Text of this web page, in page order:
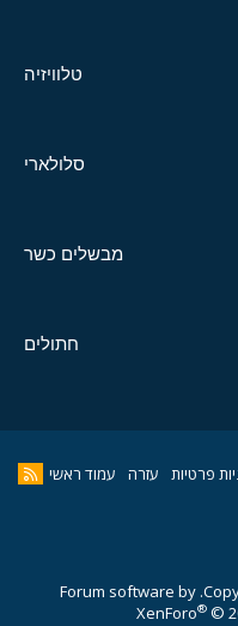
טלוויזיה
סלולארי
מבשלים כשר
חתולים
פרטיות עזרה עמוד ראשי
Forum software by
XenForo® ©